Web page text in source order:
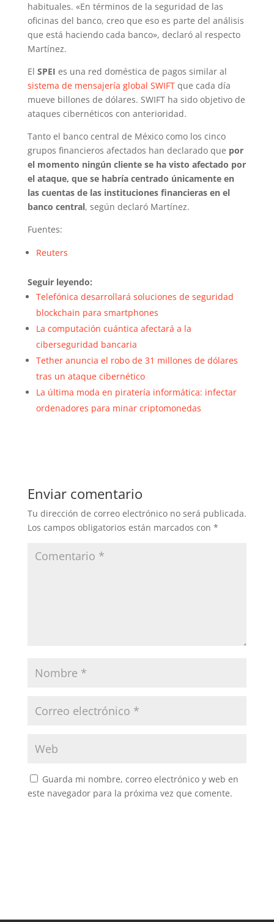
habituales. «En términos de la seguridad de las
oficinas del banco, creo que eso es parte del análisis
que está haciendo cada banco», declaró al respecto
Martínez.
El SPEI es una red doméstica de pagos similar al
sistema de mensajería global SWIFTque cada día
mueve billones de dólares. SWIFT ha sido objetivo de
ataques cibernéticos con anterioridad.
Tanto el banco central de México como los cinco
grupos financieros afectados han declarado que por
el momento ningún cliente se ha visto afectado por
el ataque, que se habría centrado únicamente en
las cuentas de las instituciones financieras en el
banco central, según declaró Martínez.
Fuentes:
Reuters
Seguir leyendo:
Telefónica desarrollará soluciones de seguridad
blockchain para smartphones
La computación cuántica afectará a la
ciberseguridad bancaria
Tether anuncia el robo de 31 millones de dólares
tras un ataque cibernético
La última moda en piratería informática: infectar
ordenadores para minar criptomonedas
Enviar comentario
Tu dirección de correo electrónico no será publicada.
Los campos obligatorios están marcados con *
Guarda mi nombre, correo electrónico y web en
este navegador para la próxima vez que comente.